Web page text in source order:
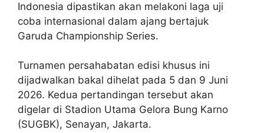
Indonesia dipastikan akan melakoni laga uji
coba internasional dalam ajang bertajuk
Garuda Championship Series.
Turnamen persahabatan edisi khusus ini
dijadwalkan bakal dihelat pada 5 dan 9 Juni
2026. Kedua pertandingan tersebut akan
digelar di Stadion Utama Gelora Bung Karno
(SUGBK), Senayan, Jakarta.